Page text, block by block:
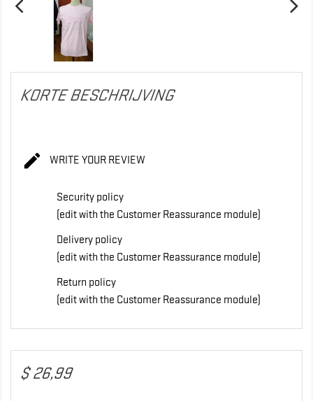
KORTE BESCHRIJVING
 WRITE YOUR REVIEW
Security policy
(edit with the Customer Reassurance module)
Delivery policy
(edit with the Customer Reassurance module)
Return policy
(edit with the Customer Reassurance module)
$ 26,99